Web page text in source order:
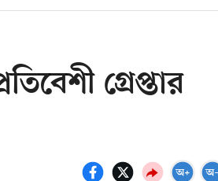
গ্রেপ্তার